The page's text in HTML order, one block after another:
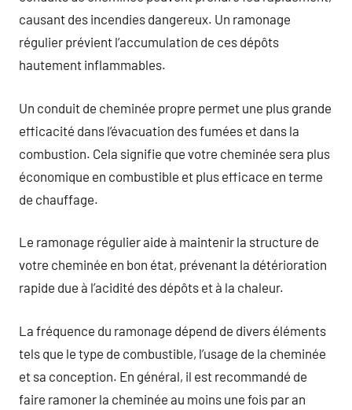
causant des incendies dangereux. Un ramonage
régulier prévient l’accumulation de ces dépôts
hautement inflammables.
Un conduit de cheminée propre permet une plus grande
efficacité dans l’évacuation des fumées et dans la
combustion. Cela signifie que votre cheminée sera plus
économique en combustible et plus efficace en terme
de chauffage.
Le ramonage régulier aide à maintenir la structure de
votre cheminée en bon état, prévenant la détérioration
rapide due à l’acidité des dépôts et à la chaleur.
La fréquence du ramonage dépend de divers éléments
tels que le type de combustible, l’usage de la cheminée
et sa conception. En général, il est recommandé de
faire ramoner la cheminée au moins une fois par an